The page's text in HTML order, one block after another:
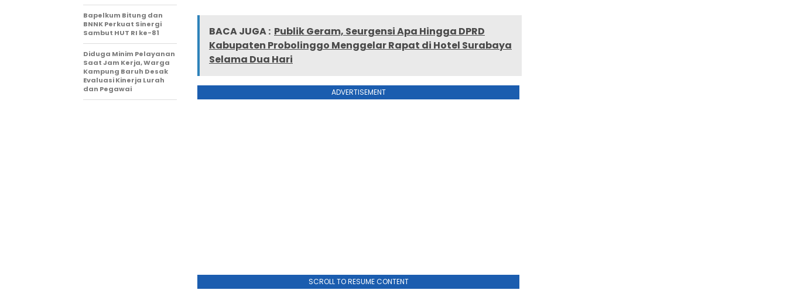
BACA JUGA : Publik Geram, Seurgensi Apa Hingga DPRD
Kabupaten Probolinggo Menggelar Rapat di Hotel Surabaya
Selama Dua Hari
ADVERTISEMENT
SCROLL TO RESUME CONTENT
Bapelkum Bitung dan
BNNK Perkuat Sinergi
Sambut HUT RI ke-81
Diduga Minim Pelayanan
Saat Jam Kerja, Warga
Kampung Baruh Desak
Evaluasi Kinerja Lurah
dan Pegawai